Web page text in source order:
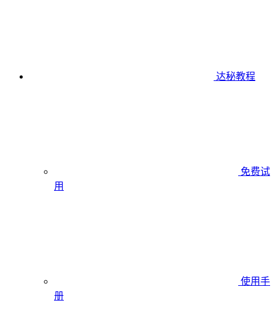
达秘教程
免费试
用
使用手
册